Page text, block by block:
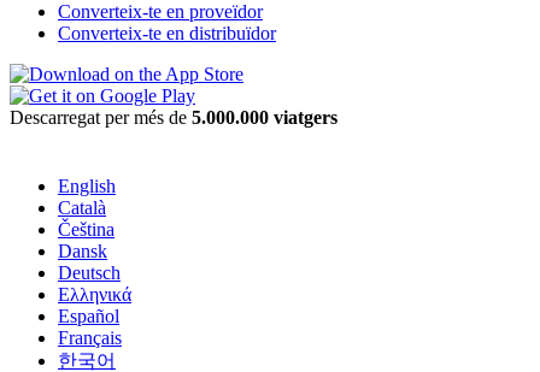
Converteix-te en proveïdor
Converteix-te en distribuïdor
Descarregat per més de 5.000.000 viatgers
English
Català
Čeština
Dansk
Deutsch
Ελληνικά
Español
Français
한국어